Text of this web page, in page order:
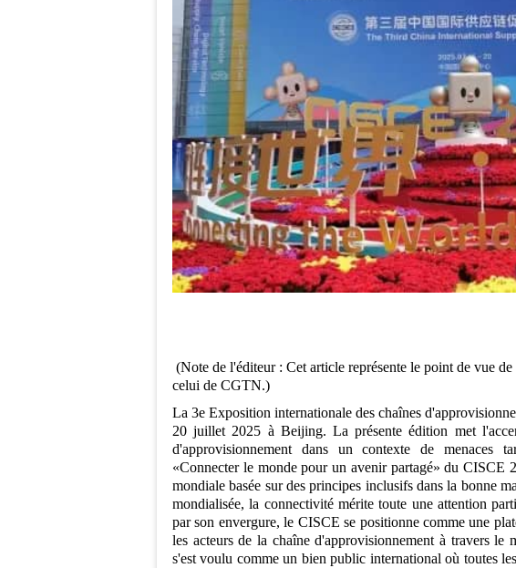
(Note de l'éditeur : Cet article représente le point de vue
celui de CGTN.)
La 3e Exposition internationale des chaînes
20 juillet 2025 à Beijing. La présente édition met
d'approvisionnement dans un contexte de menaces
«Connecter le monde pour un avenir partagé» du CISCE
mondiale basée sur des principes inclusifs dans la bonne
mondialisée, la connectivité mérite toute une attention
par son envergure, le CISCE se positionne comme une
les acteurs de la chaîne d'approvisionnement à travers
s'est voulu comme un bien public international où toutes